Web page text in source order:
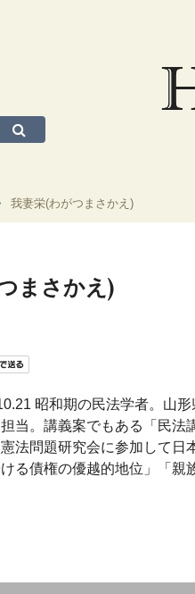
我妻栄(わがつまさかえ)
まさかえ)
昭和期の民法学者。山
当。講義案でもある「民
法問題研究会に参加して
る債権の優越的地位」「